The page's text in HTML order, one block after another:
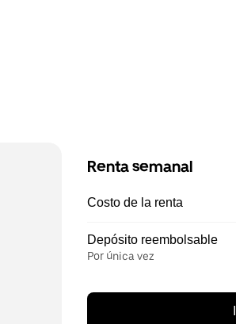
Renta semanal
Costo de la renta
Depósito reembolsable
Por única vez